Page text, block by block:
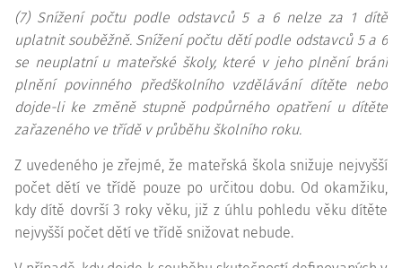
(7) Snížení počtu podle odstavců 5 a 6 nelze za 1 dítě
uplatnit souběžně. Snížení počtu dětí podle odstavců 5 a 6
se neuplatní u mateřské školy, které v jeho plnění brání
plnění povinného předškolního vzdělávání dítěte nebo
dojde-li ke změně stupně podpůrného opatření u dítěte
zařazeného ve třídě v průběhu školního roku.
Z uvedeného je zřejmé, že mateřská škola snižuje nejvyšší
počet dětí ve třídě pouze po určitou dobu. Od okamžiku,
kdy dítě dovrší 3 roky věku, již z úhlu pohledu věku dítěte
nejvyšší počet dětí ve třídě snižovat nebude.